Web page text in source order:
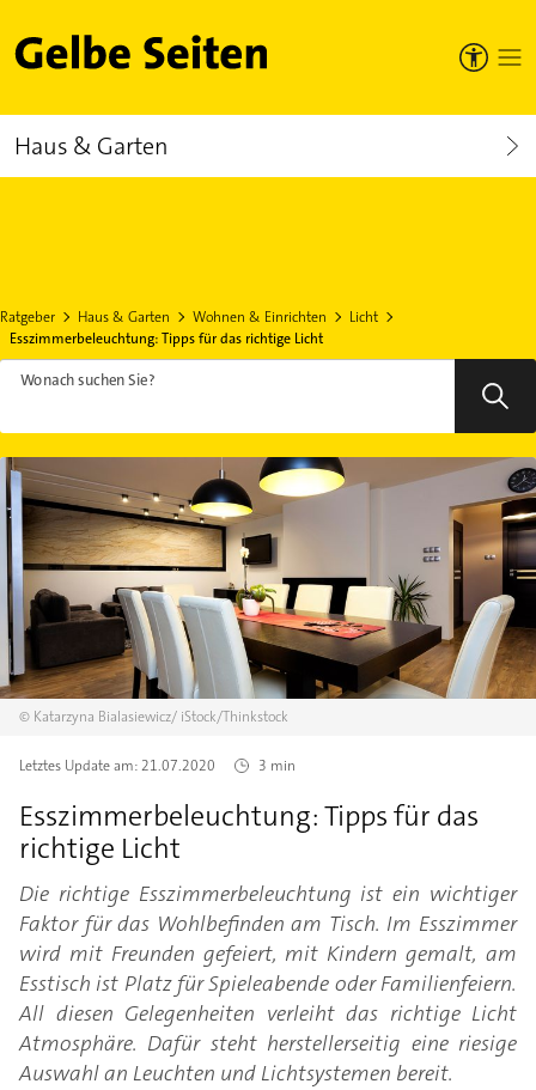
Gelbe Seiten
Haus & Garten
Ratgeber Haus & Garten Wohnen & Einrichten
Licht
Esszimmerbeleuchtung: Tipps für das richtige Licht
Wonach suchen Sie?
© Katarzyna Bialasiewicz/ iStock/Thinkstock
Letztes Update am:21.07.2020 3 min
Esszimmerbeleuchtung: Tipps für das
richtige Licht
Die richtige Esszimmerbeleuchtung ist ein wichtiger
Faktor für das Wohlbefinden am Tisch. Im Esszimmer
wird mit Freunden gefeiert, mit Kindern gemalt, am
Esstisch ist Platz für Spieleabende oder Familienfeiern.
All diesen Gelegenheiten verleiht das richtige Licht
Atmosphäre. Dafür steht herstellerseitig eine riesige
Auswahl an Leuchten und Lichtsystemen bereit.